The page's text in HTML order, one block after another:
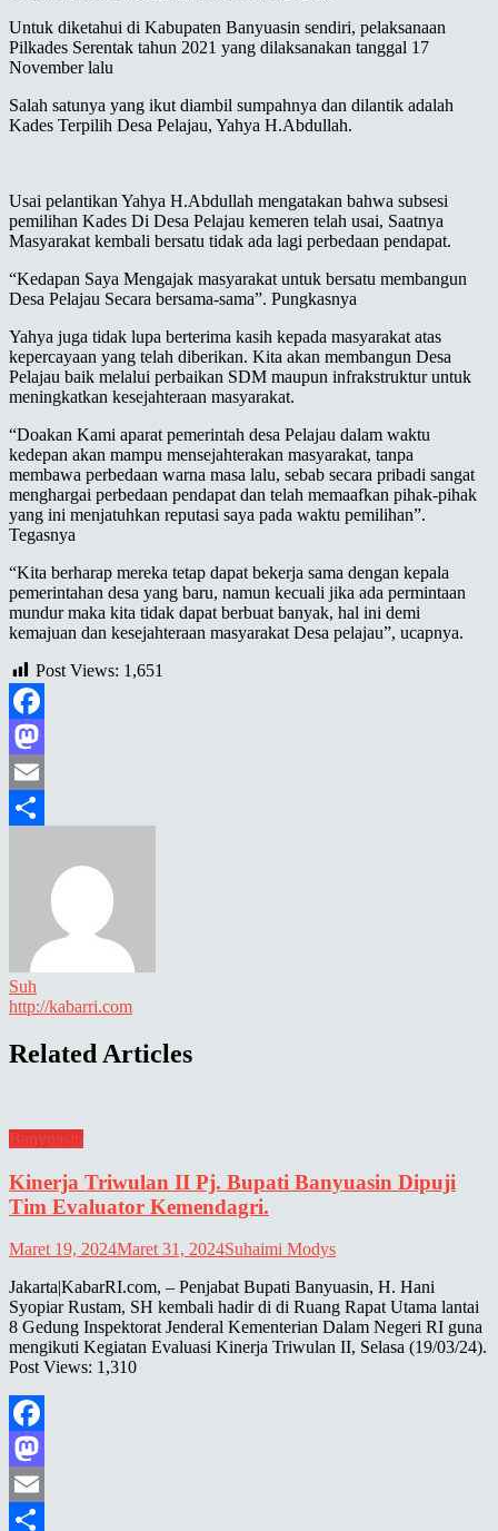
Untuk diketahui di Kabupaten Banyuasin sendiri, pelaksanaan
Pilkades Serentak tahun 2021 yang dilaksanakan tanggal 17
November lalu
Salah satunya yang ikut diambil sumpahnya dan dilantik adalah
Kades Terpilih Desa Pelajau, Yahya H.Abdullah.
Usai pelantikan Yahya H.Abdullah mengatakan bahwa subsesi
pemilihan Kades Di Desa Pelajau kemeren telah usai, Saatnya
Masyarakat kembali bersatu tidak ada lagi perbedaan pendapat.
“Kedapan Saya Mengajak masyarakat untuk bersatu membangun
Desa Pelajau Secara bersama-sama”. Pungkasnya
Yahya juga tidak lupa berterima kasih kepada masyarakat atas
kepercayaan yang telah diberikan. Kita akan membangun Desa
Pelajau baik melalui perbaikan SDM maupun infrakstruktur untuk
meningkatkan kesejahteraan masyarakat.
“Doakan Kami aparat pemerintah desa Pelajau dalam waktu
kedepan akan mampu mensejahterakan masyarakat, tanpa
membawa perbedaan warna masa lalu, sebab secara pribadi sangat
menghargai perbedaan pendapat dan telah memaafkan pihak-pihak
yang ini menjatuhkan reputasi saya pada waktu pemilihan”.
Tegasnya
“Kita berharap mereka tetap dapat bekerja sama dengan kepala
pemerintahan desa yang baru, namun kecuali jika ada permintaan
mundur maka kita tidak dapat berbuat banyak, hal ini demi
kemajuan dan kesejahteraan masyarakat Desa pelajau”, ucapnya.
Post Views: 1,651
Facebook
Mastodon
Email
Suh
http://kabarri.com
Related Articles
Banyuasin
Kinerja Triwulan II Pj. Bupati Banyuasin Dipuji
Tim Evaluator Kemendagri.
Maret 19, 2024Maret 31, 2024Suhaimi Modys
Jakarta|KabarRI.com, – Penjabat Bupati Banyuasin, H. Hani
Syopiar Rustam, SH kembali hadir di di Ruang Rapat Utama lantai
8 Gedung Inspektorat Jenderal Kementerian Dalam Negeri RI guna
mengikuti Kegiatan Evaluasi Kinerja Triwulan II, Selasa (19/03/24).
Post Views: 1,310
Facebook
Mastodon
Email